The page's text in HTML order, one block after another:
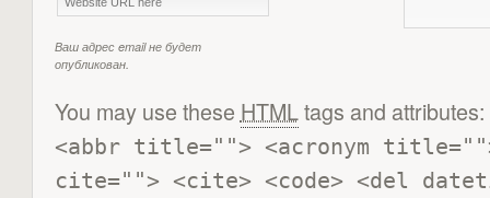
Ваш адрес email не будет
опубликован.
You may use these HTMLtags and attributes:
<abbr title=""> <acronym
cite=""> <cite> <code> <del